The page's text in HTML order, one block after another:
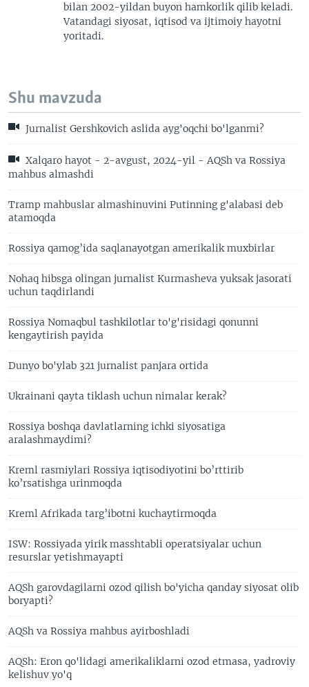
bilan 2002-yildan buyon hamkorlik qilib keladi.
Vatandagi siyosat, iqtisod va ijtimoiy hayotni
yoritadi.
Shu mavzuda
Jurnalist Gershkovich aslida ayg'oqchi bo'lganmi?
Xalqaro hayot - 2-avgust, 2024-yil - AQSh va Rossiya
mahbus almashdi
Tramp mahbuslar almashinuvini Putinning g'alabasi deb
atamoqda
Rossiya qamog’ida saqlanayotgan amerikalik muxbirlar
Nohaq hibsga olingan jurnalist Kurmasheva yuksak jasorati
uchun taqdirlandi
Rossiya Nomaqbul tashkilotlar to'g'risidagi qonunni
kengaytirish payida
Dunyo bo'ylab 321 jurnalist panjara ortida
Ukrainani qayta tiklash uchun nimalar kerak?
Rossiya boshqa davlatlarning ichki siyosatiga
aralashmaydimi?
Kreml rasmiylari Rossiya iqtisodiyotini bo’rttirib
ko’rsatishga urinmoqda
Kreml Afrikada targ’ibotni kuchaytirmoqda
ISW: Rossiyada yirik masshtabli operatsiyalar uchun
resurslar yetishmayapti
AQSh garovdagilarni ozod qilish bo'yicha qanday siyosat olib
boryapti?
AQSh va Rossiya mahbus ayirboshladi
AQSh: Eron qo'lidagi amerikaliklarni ozod etmasa, yadroviy
kelishuv yo'q